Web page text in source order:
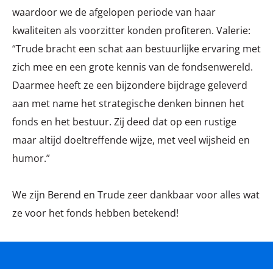
waardoor we de afgelopen periode van haar
kwaliteiten als voorzitter konden profiteren. Valerie:
“Trude bracht een schat aan bestuurlijke ervaring met
zich mee en een grote kennis van de fondsenwereld.
Daarmee heeft ze een bijzondere bijdrage geleverd
aan met name het strategische denken binnen het
fonds en het bestuur. Zij deed dat op een rustige
maar altijd doeltreffende wijze, met veel wijsheid en
humor.”
We zijn Berend en Trude zeer dankbaar voor alles wat
ze voor het fonds hebben betekend!